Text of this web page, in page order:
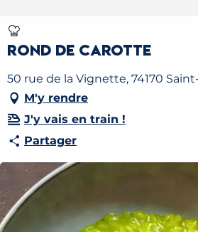
Rond de Carotte
50 rue de la Vignette, 74170
M'y rendre
J'y vais en train !
Partager